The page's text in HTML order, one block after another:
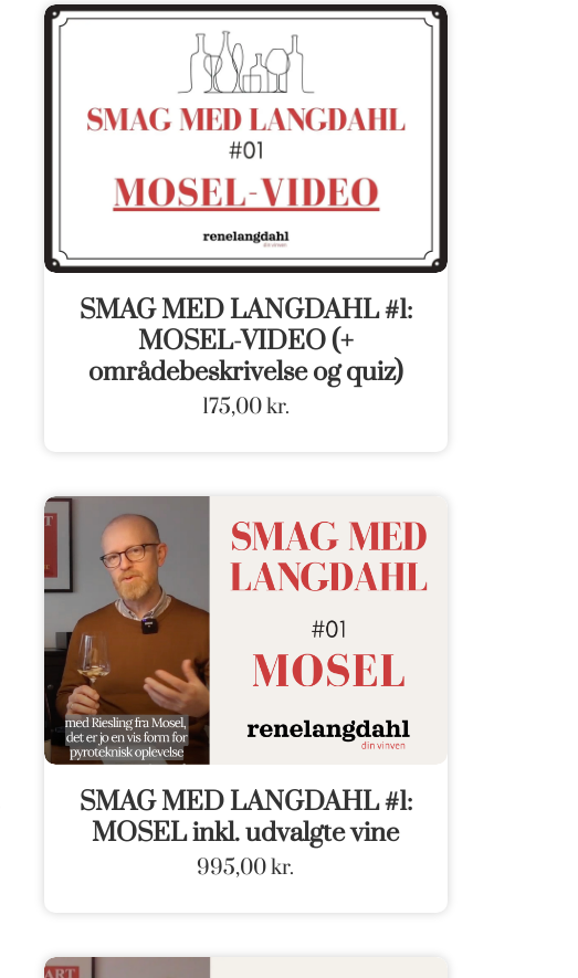
SMAG MED LANGDAHL #1:
MOSEL-VIDEO (+
områdebeskrivelse og quiz)
175,00kr.
SMAG MED LANGDAHL #1:
MOSEL inkl. udvalgte vine
995,00kr.